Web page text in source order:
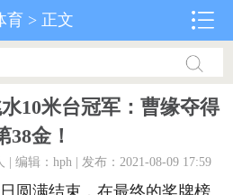
育 > 正文
10米台冠军：曹缘夺得
38金！
| 编辑：hph | 发布：2021-08-09 17:59
圆满结束，在最终的奖牌榜